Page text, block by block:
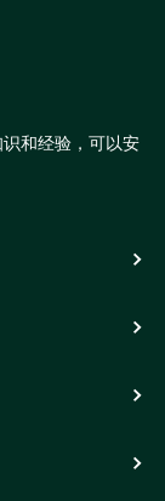
和经验，可以安